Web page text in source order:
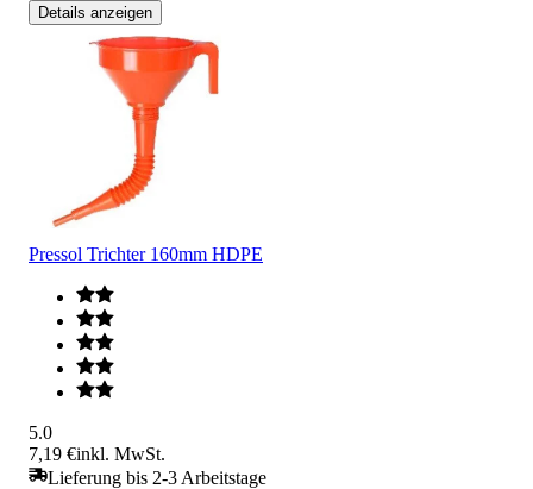
Details anzeigen
Pressol Trichter 160mm HDPE
5.0
7,19 €inkl. MwSt.
Lieferung bis 2-3 Arbeitstage